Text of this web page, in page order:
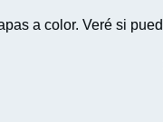
a color. Veré si